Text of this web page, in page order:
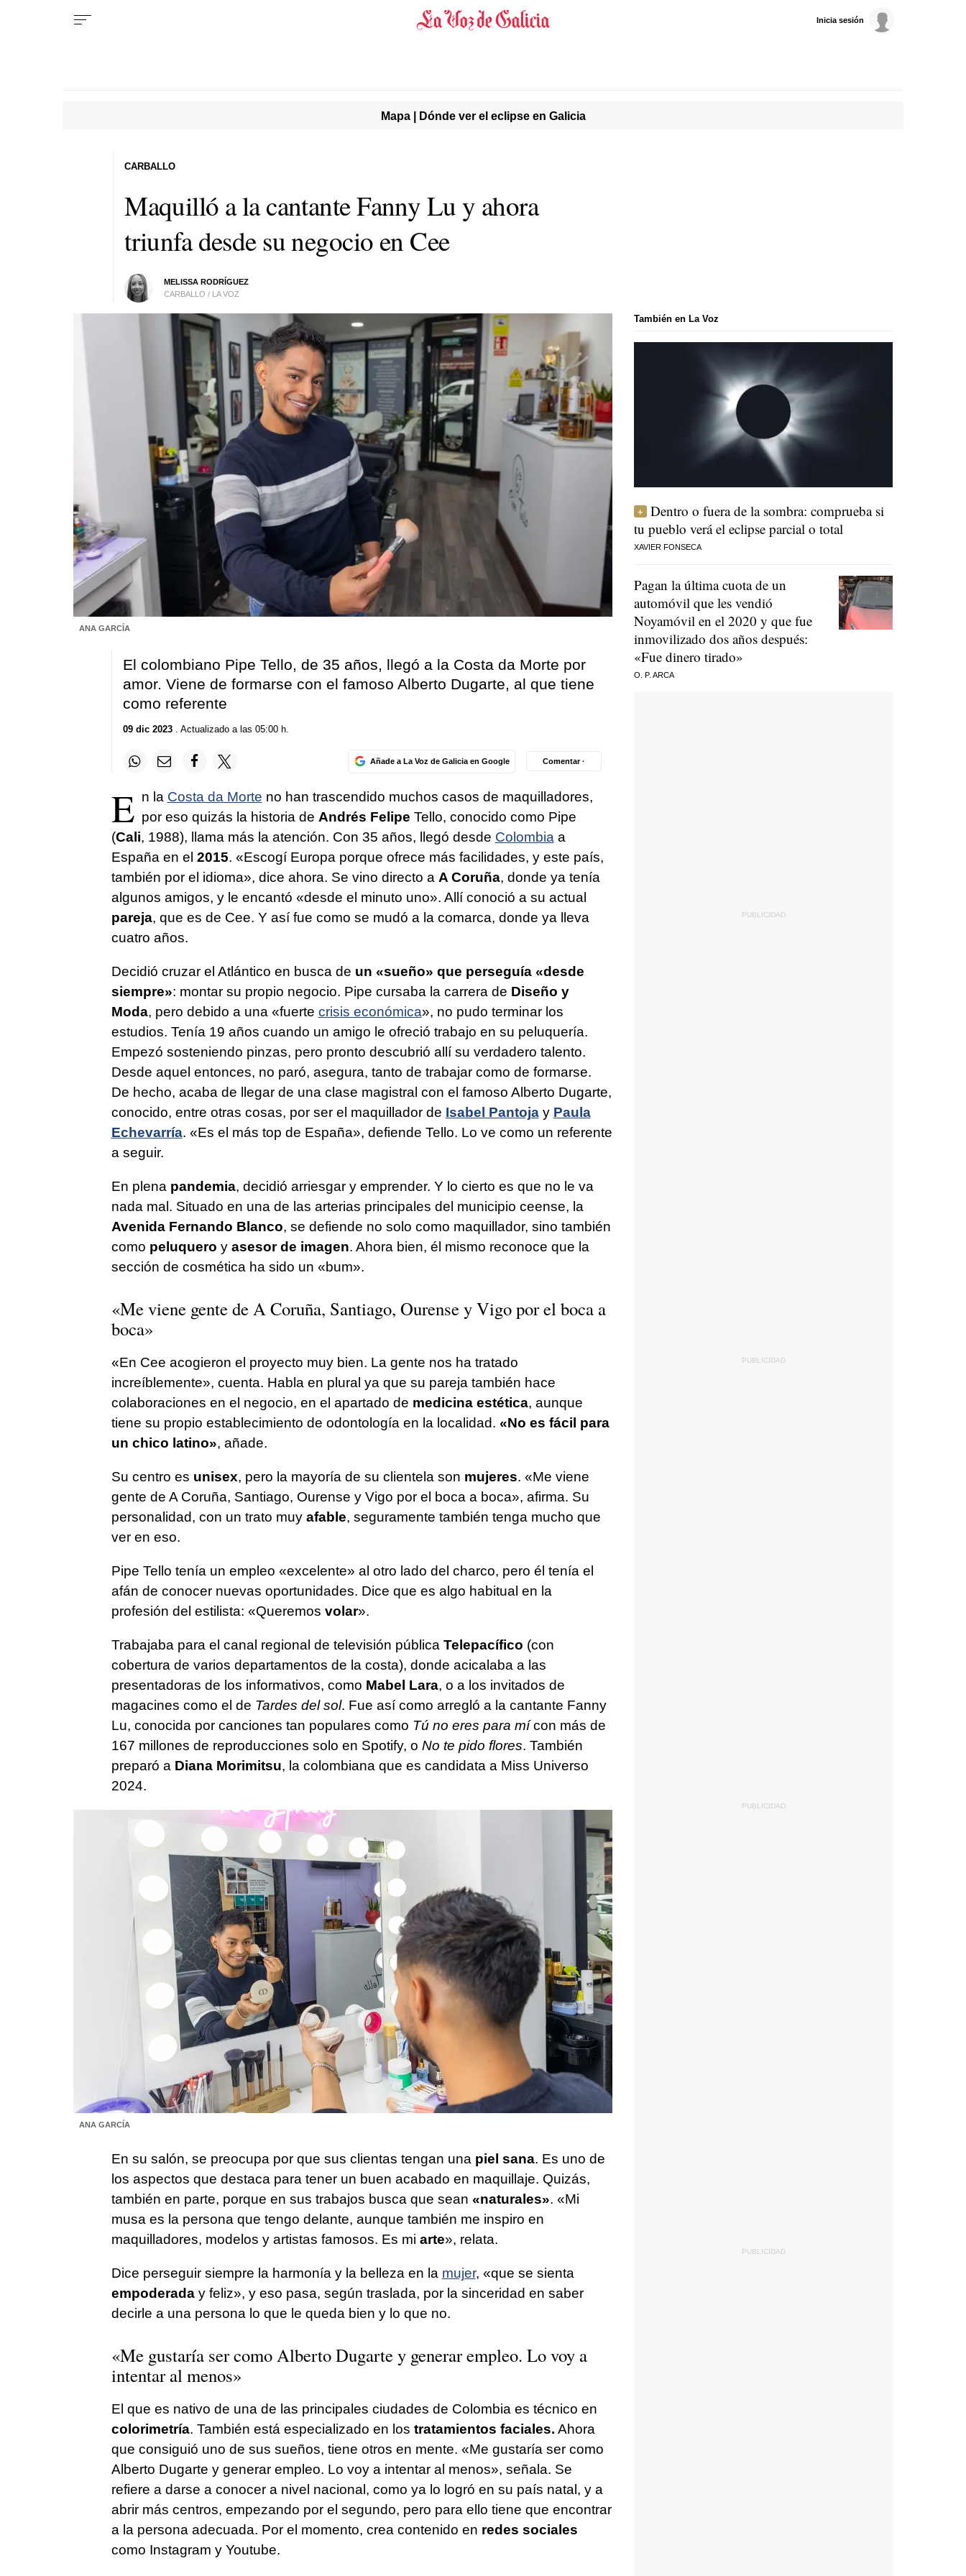
Inicia sesión
Mapa | Dónde ver el eclipse en Galicia
Maquilló a la cantante Fanny Lu y ahora
triunfa desde su negocio en Cee
MELISSA RODRÍGUEZ
CARBALLO / LA VOZ
CARBALLO
ANA GARCÍA
El colombiano Pipe Tello, de 35 años, llegó a la Costa da Morte por
amor. Viene de formarse con el famoso Alberto Dugarte, al que tiene
como referente
09 dic 2023. Actualizado a las 05:00 h.
Añade a La Voz de Galicia en Google Comentar ·
E n la Costa da Morte no han trascendido muchos casos de maquilladores,
por eso quizás la historia de Andrés Felipe Tello, conocido como Pipe
(Cali, 1988), llama más la atención. Con 35 años, llegó desde Colombiaa
España en el 2015. «Escogí Europa porque ofrece más facilidades, y este país,
también por el idioma», dice ahora. Se vino directo a A Coruña, donde ya tenía
algunos amigos, y le encantó «desde el minuto uno». Allí conoció a su actual
pareja, que es de Cee. Y así fue como se mudó a la comarca, donde ya lleva
cuatro años.
Decidió cruzar el Atlántico en busca de un «sueño» que perseguía «desde
siempre»: montar su propio negocio. Pipe cursaba la carrera de Diseño y
Moda, pero debido a una «fuerte crisis económica», no pudo terminar los
estudios. Tenía 19 años cuando un amigo le ofreció trabajo en su peluquería.
Empezó sosteniendo pinzas, pero pronto descubrió allí su verdadero talento.
Desde aquel entonces, no paró, asegura, tanto de trabajar como de formarse.
De hecho, acaba de llegar de una clase magistral con el famoso Alberto Dugarte,
conocido, entre otras cosas, por ser el maquillador de Isabel Pantoja y Paula
Echevarría. «Es el más top de España», defiende Tello. Lo ve como un referente
a seguir.
En plena pandemia, decidió arriesgar y emprender. Y lo cierto es que no le va
nada mal. Situado en una de las arterias principales del municipio ceense, la
Avenida Fernando Blanco, se defiende no solo como maquillador, sino también
como peluquero y asesor de imagen. Ahora bien, él mismo reconoce que la
sección de cosmética ha sido un «bum».
«Me viene gente de A Coruña, Santiago, Ourense y Vigo por el boca a
boca»
«En Cee acogieron el proyecto muy bien. La gente nos ha tratado
increíblemente», cuenta. Habla en plural ya que su pareja también hace
colaboraciones en el negocio, en el apartado de medicina estética, aunque
tiene su propio establecimiento de odontología en la localidad. «No es fácil para
un chico latino», añade.
Su centro es unisex, pero la mayoría de su clientela son mujeres. «Me viene
gente de A Coruña, Santiago, Ourense y Vigo por el boca a boca», afirma. Su
personalidad, con un trato muy afable, seguramente también tenga mucho que
ver en eso.
Pipe Tello tenía un empleo «excelente» al otro lado del charco, pero él tenía el
afán de conocer nuevas oportunidades. Dice que es algo habitual en la
profesión del estilista: «Queremos volar».
Trabajaba para el canal regional de televisión públicaTelepacífico (con
cobertura de varios departamentos de la costa), donde acicalaba a las
presentadoras de los informativos, como Mabel Lara, o a los invitados de
magacines como el de Tardes del sol. Fue así como arregló a la cantante Fanny
Lu, conocida por canciones tan populares como Tú no eres para mícon más de
167 millones de reproducciones solo en Spotify, o No te pido flores. También
preparó aDiana Morimitsu, la colombiana que es candidata a Miss Universo
2024.
ANA GARCÍA
En su salón, se preocupa por que sus clientas tengan una piel sana. Es uno de
los aspectos que destaca para tener un buen acabado en maquillaje. Quizás,
también en parte, porque en sus trabajos busca que sean «naturales». «Mi
musa es la persona que tengo delante, aunque también me inspiro en
maquilladores, modelos y artistas famosos. Es mi arte», relata.
Dice perseguir siempre la harmonía y la belleza en la mujer, «que se sienta
empoderaday feliz», y eso pasa, según traslada, por la sinceridad en saber
decirle a una persona lo que le queda bien y lo que no.
«Me gustaría ser como Alberto Dugarte y generar empleo. Lo voy a
intentar al menos»
El que es nativo de una de las principales ciudades de Colombia es técnico en
colorimetría. También está especializado en los tratamientos faciales. Ahora
que consiguió uno de sus sueños, tiene otros en mente. «Me gustaría ser como
Alberto Dugarte y generar empleo. Lo voy a intentar al menos», señala. Se
refiere a darse a conocer a nivel nacional, como ya lo logró en su país natal, y a
abrir más centros, empezando por el segundo, pero para ello tiene que encontrar
a la persona adecuada. Por el momento, crea contenido en redes sociales
como Instagram y Youtube.
También en La Voz
Dentro o fuera de la sombra: comprueba si
tu pueblo verá el eclipse parcial o total
XAVIER FONSECA
Pagan la última cuota de un
automóvil que les vendió
Noyamóvil en el 2020 y que fue
inmovilizado dos años después:
«Fue dinero tirado»
O. P. ARCA